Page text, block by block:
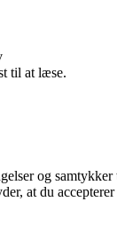
til at læse.
og
at du